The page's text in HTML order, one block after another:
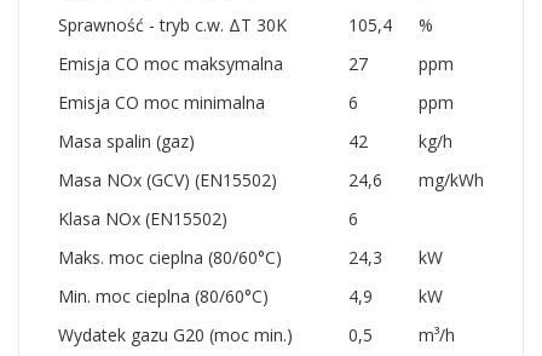
Sprawność - tryb c.w. ΔT 30K
105,4
%
Emisja CO moc maksymalna
27
ppm
Emisja CO moc minimalna
6
ppm
Masa spalin (gaz)
42
kg/h
Masa NOx (GCV) (EN15502)
24,6
mg/kWh
Klasa NOx (EN15502)
6
Maks. moc cieplna (80/60°C)
24,3
kW
Min. moc cieplna (80/60°C)
4,9
kW
Wydatek gazu G20 (moc min.)
0,5 m³/h